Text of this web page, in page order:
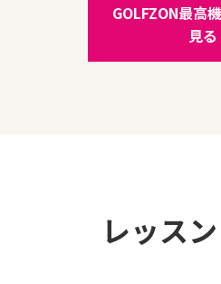
GOLFZON最高
見る
レッス